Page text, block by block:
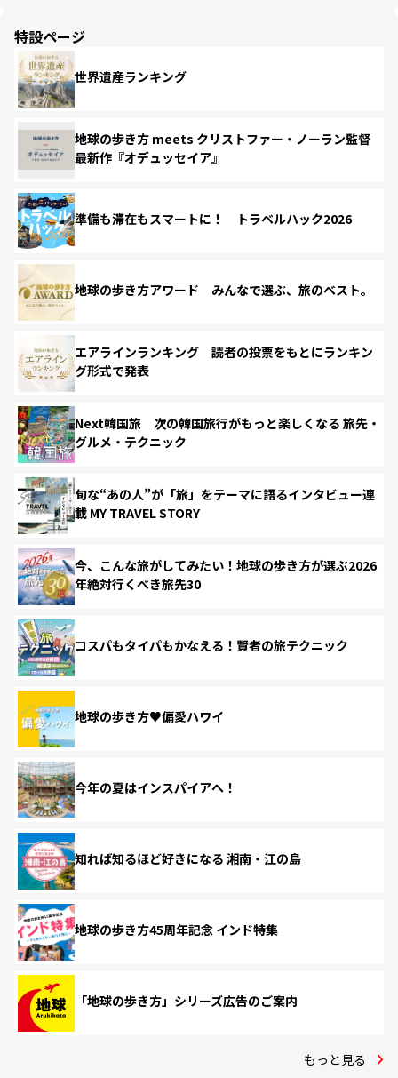
特設ページ
世界遺産ランキング
地球の歩き方 meets クリストファー・ノーラン監督
最新作『オデュッセイア』
準備も滞在もスマートに！ トラベルハック2026
地球の歩き方アワード みんなで選ぶ、旅のベスト。
エアラインランキング 読者の投票をもとにランキン
グ形式で発表
Next韓国旅 次の韓国旅行がもっと楽しくなる 旅先・
グルメ・テクニック
旬な“あの人”が「旅」をテーマに語るインタビュー連
載 MY TRAVEL STORY
今、こんな旅がしてみたい！地球の歩き方が選ぶ2026
年絶対行くべき旅先30
コスパもタイパもかなえる！賢者の旅テクニック
地球の歩き方♥偏愛ハワイ
今年の夏はインスパイアへ！
知れば知るほど好きになる 湘南・江の島
地球の歩き方45周年記念 インド特集
「地球の歩き方」シリーズ広告のご案内
もっと見る